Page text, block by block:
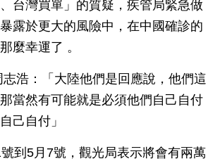
台灣買單」的質疑，疾管局緊急做
露於更大的風險中，在中國確診的
麼幸運了 。
浩：「大陸他們是回應說，他們這
當然有可能就是必須他們自己自付
己自付」
到5月7號，觀光局表示將會有兩萬